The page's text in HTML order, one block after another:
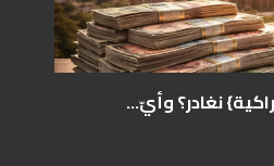
نغادر؟ وأيّ...